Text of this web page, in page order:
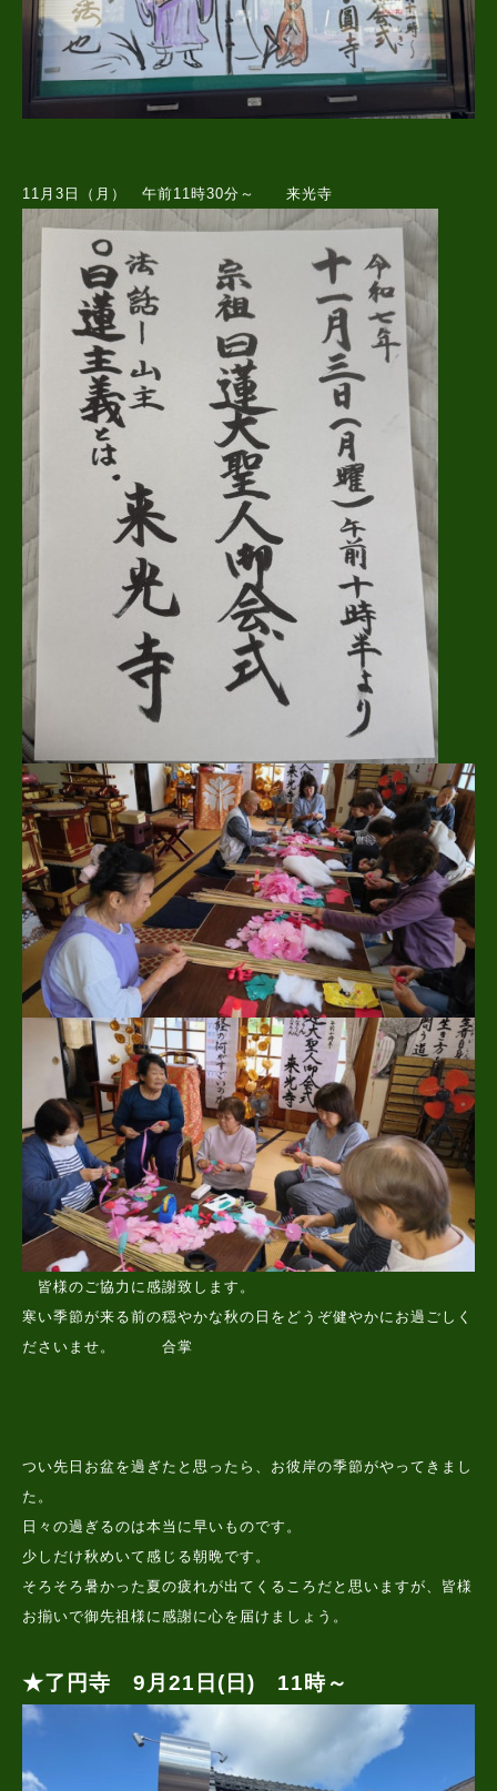
11月3日（月） 午前11時30分～ 来光寺
皆様のご協力に感謝致します。
寒い季節が来る前の穏やかな秋の日をどうぞ健やかにお過ごしく
ださいませ。 合掌
つい先日お盆を過ぎたと思ったら、お彼岸の季節がやってきまし
た。
日々の過ぎるのは本当に早いものです。
少しだけ秋めいて感じる朝晩です。
そろそろ暑かった夏の疲れが出てくるころだと思いますが、皆様
お揃いで御先祖様に感謝に心を届けましょう。
★了円寺 9月21日(日) 11時～